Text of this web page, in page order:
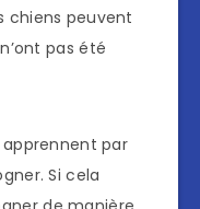
chiens peuvent
pas été
par
Si cela